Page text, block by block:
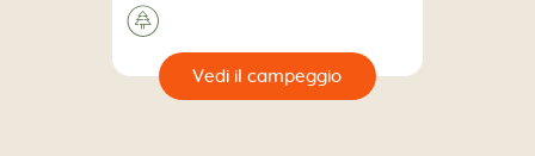
🌲